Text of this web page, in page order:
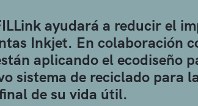
ayudará a reducir el
Inkjet. En colaboración
aplicando el ecodiseño
sistema de reciclado para
de su vida útil.